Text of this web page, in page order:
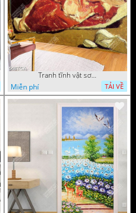
Tranh tĩnh vật sơn dầu nước ngoài trang trí phòng bếp
Miễn phí
TẢI VỀ